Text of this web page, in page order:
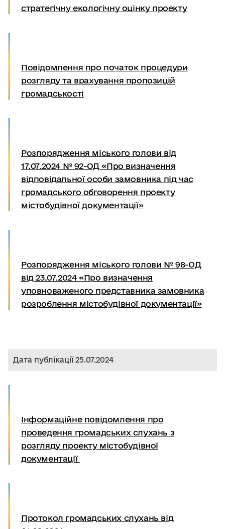
стратегічну екологічну оцінку проекту
Повідомлення про початок процедури
розгляду та врахування пропозицій
громадськості
Розпорядження міського голови від
17.07.2024 № 92-ОД «Про визначення
відповідальної особи замовника під час
громадського обговорення проекту
містобудівної документації»
Розпорядження міського голови № 98-ОД
від 23.07.2024 «Про визначення
уповноваженого представника замовника
розроблення містобудівної документації»
Дата публікації 25.07.2024
Інформаційне повідомлення про
проведення громадських слухань з
розгляду проекту містобудівної
документації
Протокол громадських слухань від